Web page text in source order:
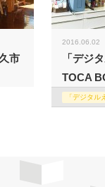
市
2016.06.02
「デジ
TOCA
「デジタル